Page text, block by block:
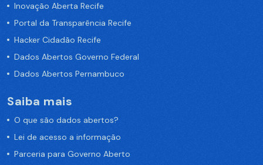
Inovação Aberta Recife
Portal da Transparência Recife
Hacker Cidadão Recife
Dados Abertos Governo Federal
Dados Abertos Pernambuco
Saiba mais
O que são dados abertos?
Lei de acesso a informação
Parceria para Governo Aberto